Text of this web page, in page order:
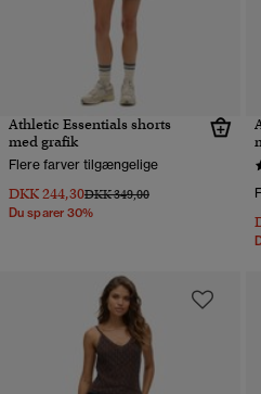
Athletic Essentials shorts
med grafik
Flere farver tilgængelige
DKK 244,30Pris nedsat fra
DKK 349,00til
Du sparer 30%